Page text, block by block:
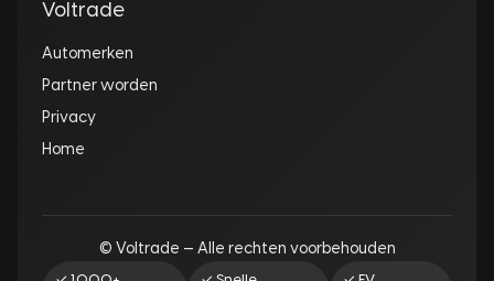
Voltrade
Automerken
Partner worden
Privacy
Home
© Voltrade — Alle rechten voorbehouden